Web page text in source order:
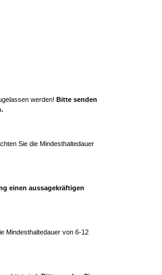
werden! Bitte senden
Sie die Mindesthaltedauer
einen aussagekräftigen
Mindesthaltedauer von 6-12